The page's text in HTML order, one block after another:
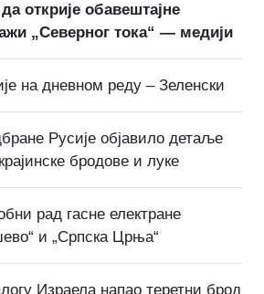
открије обавештајне
„Северног тока“ — медији
на дневном реду – Зеленски
Русије објавило детаље
бродове и луке
рад гасне електране
и „Српска Црња“
Израела напао теретни брод